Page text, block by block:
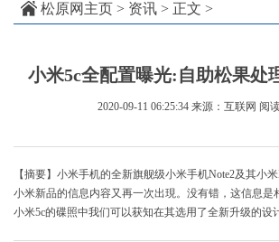
松原网主页 > 资讯 > 正文 >
小米5c全配置曝光:自助松果处
2020-09-11 06:25:34 来源：互联网 阅
【摘要】小米手机的全新旗舰级小米手机Note2及其小
小米新品的信息内容又再一次出現。没有错，这信息是
小米5c的碟照中我们可以获知在其选用了全新升级的设